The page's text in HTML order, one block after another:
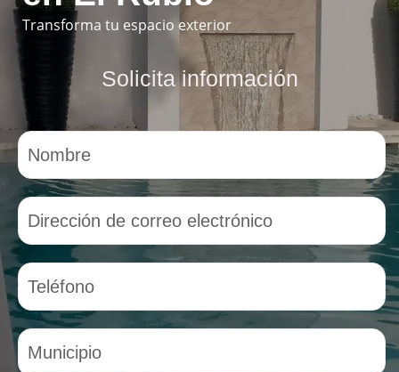
Transforma tu espacio exterior
Solicita información